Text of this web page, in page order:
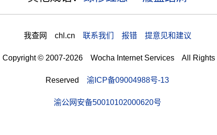
我查网 chl.cn 联系我们 报错 提意见和建议
Copyright © 2007-2026 Wocha Internet Services All Rights
Reserved 渝ICP备09004988号-13
渝公网安备50010102000620号